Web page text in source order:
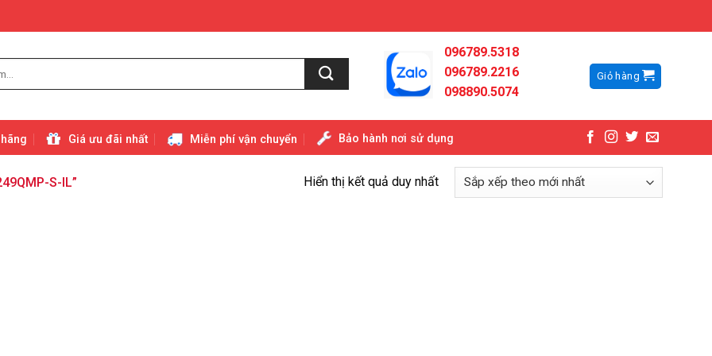
096789.5318
096789.2216
098890.5074
Giỏ hàng
Giá ưu đãi nhất Miễn phí vận chuyển Bảo hành nơi sử dụng
S-IL” Hiển thị kết quả duy nhất